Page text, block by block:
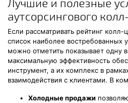
аутсорсингового
Если рассматривать рейтинг колл-
список наиболее востребованных
можно отметить показывает одну
максимальную эффективность
инструмент, а их комплекс в
взаимодействия с клиентами. В
Холодные продажи